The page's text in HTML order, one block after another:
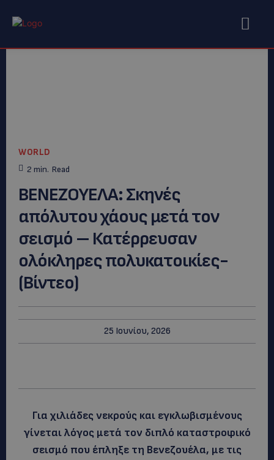
WORLD
2 min. Read
ΒΕΝΕΖΟΥΕΛΑ: Σκηνές
απόλυτου χάους μετά τον
σεισμό – Κατέρρευσαν
ολόκληρες πολυκατοικίες-
(Βίντεο)
25 Ιουνίου, 2026
Για χιλιάδες νεκρούς και εγκλωβισμένους
γίνεται λόγος μετά τον διπλό καταστροφικό
σεισμό που έπληξε τη Βενεζουέλα, με τις